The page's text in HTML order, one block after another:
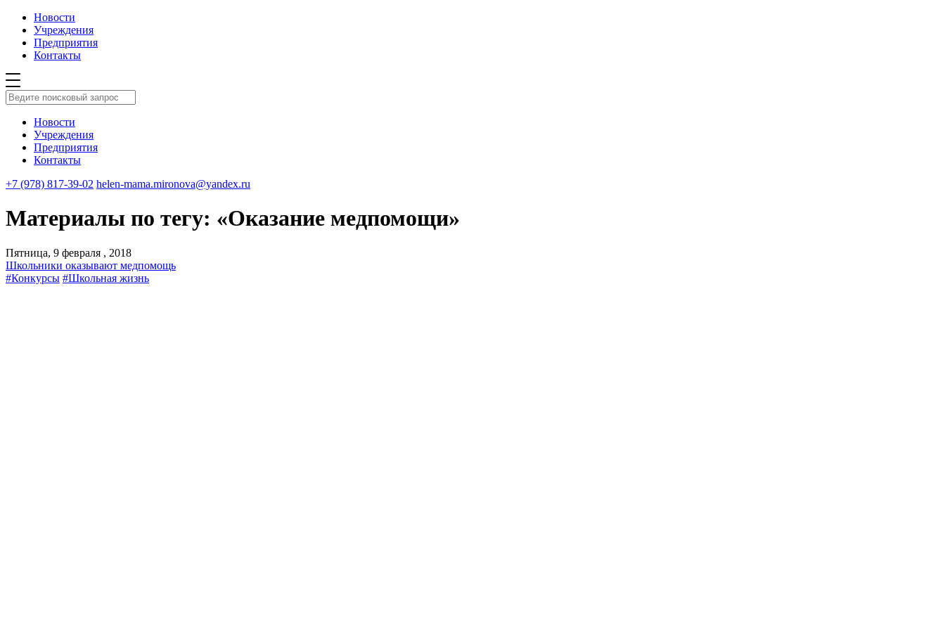
Новости
Учреждения
Предприятия
Контакты
Новости
Учреждения
Предприятия
Контакты
+7 (978) 817-39-02 helen-mama.mironova@yandex.ru
Материалы по тегу: «Оказание медпомощи»
Пятница, 9 февраля , 2018
Школьники оказывают медпомощь
#Конкурсы #Школьная жизнь